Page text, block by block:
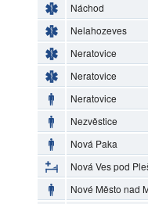
Náchod
Nelahozeves
Neratovice
Neratovice
Neratovice
Nezvěstice
Nová Paka
Nová Ves pod
Nové Město nad